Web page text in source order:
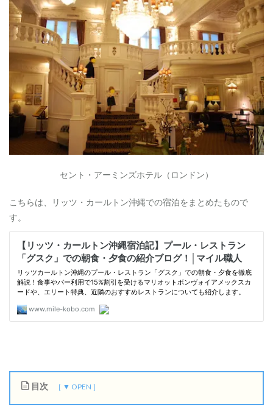
セント・アーミンズホテル（ロンドン）
こちらは、リッツ・カールトン沖縄での宿泊をまとめたもので
す。
目次